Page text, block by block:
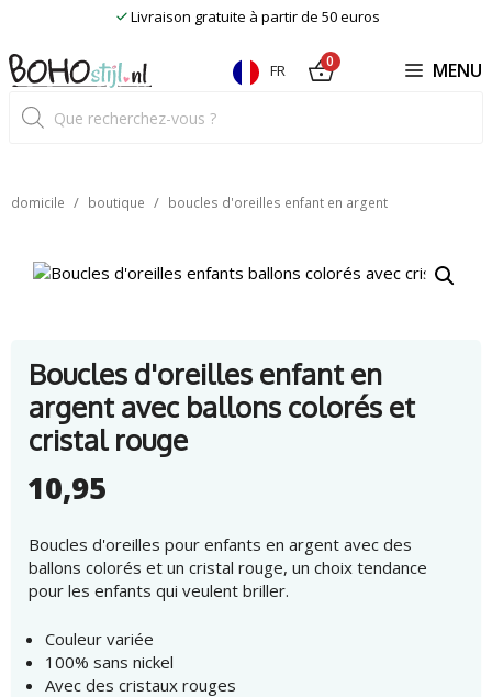
content
Livraison gratuite à partir de 50 euros
de
produits
FR 0 MENU
domicile / boutique / boucles d'oreilles enfant en argent
Boucles d'oreilles enfant en
argent avec ballons colorés et
cristal rouge
10,95
Boucles d'oreilles pour enfants en argent avec des
ballons colorés et un cristal rouge, un choix tendance
pour les enfants qui veulent briller.
Couleur variée
100% sans nickel
Avec des cristaux rouges